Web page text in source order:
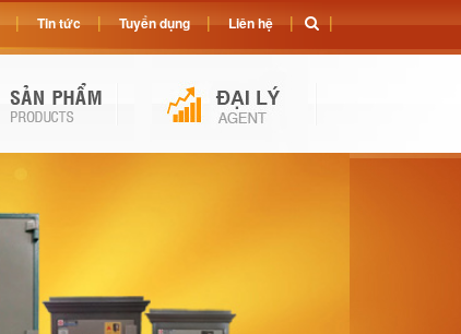
Tin tức Tuyển dụng Liên hệ